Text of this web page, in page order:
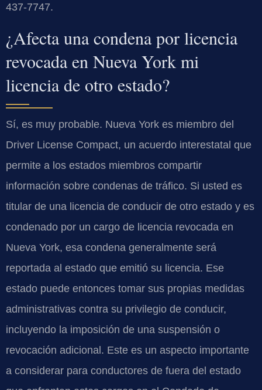
437-7747.
¿Afecta una condena por licencia
revocada en Nueva York mi
licencia de otro estado?
Sí, es muy probable. Nueva York es miembro del
Driver License Compact, un acuerdo interestatal que
permite a los estados miembros compartir
información sobre condenas de tráfico. Si usted es
titular de una licencia de conducir de otro estado y es
condenado por un cargo de licencia revocada en
Nueva York, esa condena generalmente será
reportada al estado que emitió su licencia. Ese
estado puede entonces tomar sus propias medidas
administrativas contra su privilegio de conducir,
incluyendo la imposición de una suspensión o
revocación adicional. Este es un aspecto importante
a considerar para conductores de fuera del estado